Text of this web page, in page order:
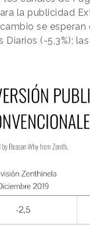
la publicidad
cambio se
Diarios (-5,3%);